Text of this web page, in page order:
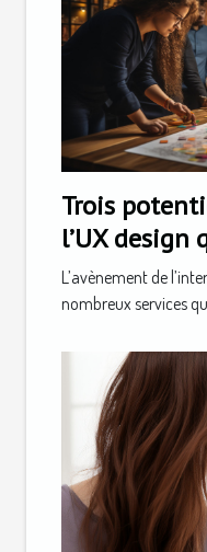
Trois
l’UX design
après la
L’avènement de
nombreux services